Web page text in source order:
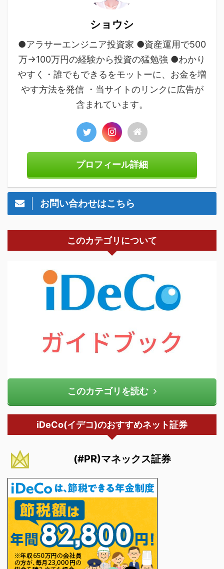
ショウシ
●アラサーエンジニア投資家 ●資産運用で500
万→100万円の経験から投資の猛勉強 ●わかり
やすく・誰でもできるをモットーに、お金を増
やす方法を発信 ・当サイトのリンクに広告が
含まれています。
プロフィール詳細
お問い合わせはこちら
このカテゴリについて
このカテゴリを読む
iDeCo(イデコ)のおすすめネット証券
(#PR)マネックス証券